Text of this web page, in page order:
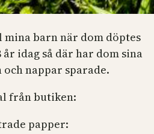
barn när dom döptes
år idag så där har dom sina
nappar sparade.
från butiken:
papper: